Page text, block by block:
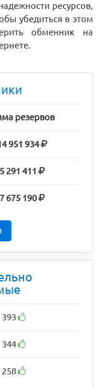
ресурсов,
убедиться в этом
обменник на
резервов
951 934
291 411
675 190
393
344
258